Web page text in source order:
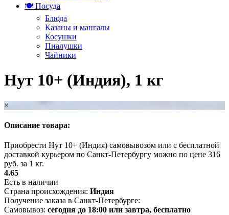
🍽️ Посуда
Блюда
Казаны и мангалы
Косушки
Пиалушки
Чайники
Нут 10+ (Индия), 1 кг
×
Описание товара:
Приобрести Нут 10+ (Индия) самовывозом или с бесплатной
доставкой курьером по Санкт-Петербургу можно по цене 316
руб. за 1 кг.
4.65
Есть в наличии
Страна происхождения: Индия
Получение заказа в Санкт-Петербурге:
Самовывоз: сегодня до 18:00 или завтра, бесплатно